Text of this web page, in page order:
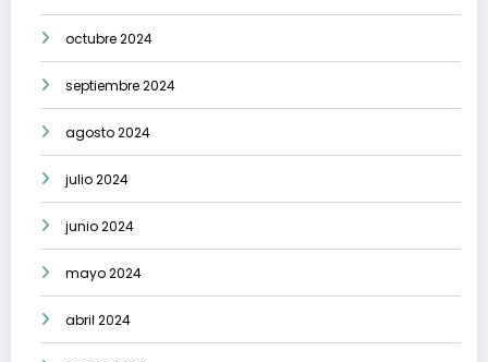
octubre 2024
septiembre 2024
agosto 2024
julio 2024
junio 2024
mayo 2024
abril 2024